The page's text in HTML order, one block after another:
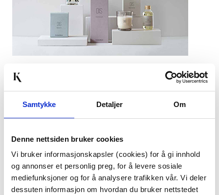
Samtykke Detaljer Om
Denne nettsiden bruker cookies
Vi bruker informasjonskapsler (cookies) for å gi innhold
og annonser et personlig preg, for å levere sosiale
mediefunksjoner og for å analysere trafikken vår. Vi deler
dessuten informasjon om hvordan du bruker nettstedet
Artikkelnummer:
7071100777836
Dybde:
Last ned bilde
Passer med